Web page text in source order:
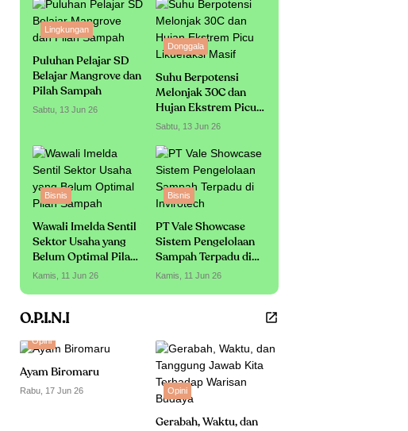
Lingkungan
Puluhan Pelajar SD
Belajar Mangrove dan
Pilah Sampah
Sabtu, 13 Jun 26
Donggala
Suhu Berpotensi
Melonjak 30C dan
Hujan Ekstrem Picu
Likuefaksi Masif
Sabtu, 13 Jun 26
Bisnis
Wawali Imelda Sentil
Sektor Usaha yang
Belum Optimal Pilah
Sampah
Kamis, 11 Jun 26
Bisnis
PT Vale Showcase
Sistem Pengelolaan
Sampah Terpadu di
Invirotech
Kamis, 11 Jun 26
O.P.I.N.I
Opini
Ayam Biromaru
Rabu, 17 Jun 26 Opini
Gerabah, Waktu, dan